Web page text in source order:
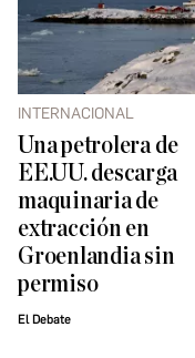
INTERNACIONAL
Una petrolera de
EE.UU. descarga
maquinaria de
extracción en
Groenlandia sin
permiso
El Debate